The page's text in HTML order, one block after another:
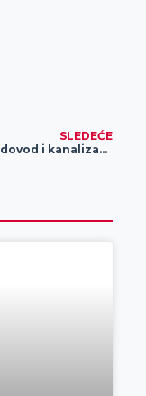
SLEDEĆE
JKP „Vodovod i kanalizacija“ Zrenjanin: Radno vreme tokom praznika